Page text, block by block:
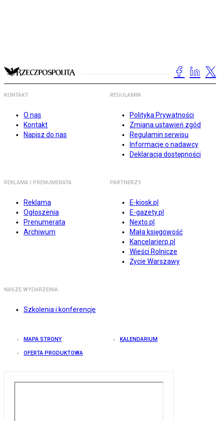
KONTAKT
O nas
Kontakt
Napisz do nas
REGULAMIN
Polityka Prywatności
Zmiana ustawień zgód
Regulamin serwisu
Informacje o nadawcy
Deklaracja dostępności
REKLAMA I PRENUMERATA
Reklama
Ogłoszenia
Prenumerata
Archiwum
PARTNERZY
E-kiosk.pl
E-gazety.pl
Nexto.pl
Mała księgowość
Kancelarierp.pl
Wieści Rolnicze
Życie Warszawy
NASZE WYDARZENIA
Szkolenia i konferencje
MAPA STRONY KALENDARIUM
OFERTA PRODUKTOWA